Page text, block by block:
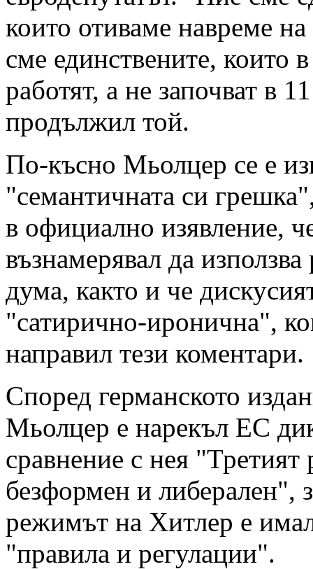
които отиваме навреме
сме единствените, които
работят, а не започват в
продължил той.
По-късно Мьолцер се е
"семантичната си
в официално изявление,
възнамерявал да използва
дума, както и че
"сатирично-иронична",
направил тези коментари.
Според германското
Мьолцер е нарекъл ЕС
сравнение с нея "Третият
безформен и либерален",
режимът на Хитлер е
"правила и регулации".